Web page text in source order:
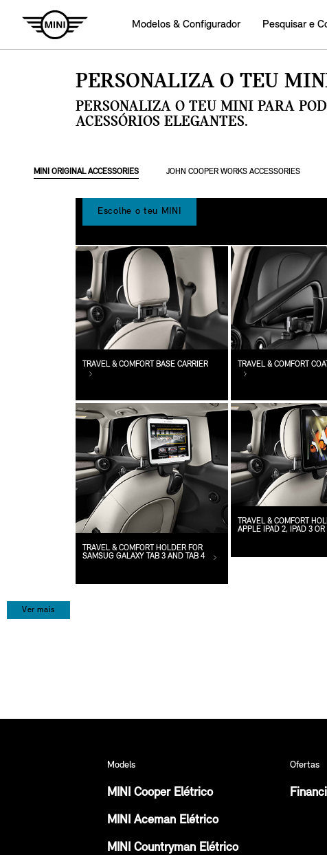
Modelos & Configurador Pesquisar e
PERSONALIZA O TEU
PERSONALIZA O TEU MINI PARA
ACESSÓRIOS ELEGANTES.
MINI ORIGINAL ACCESSORIES JOHN COOPER WORKS ACCESSORIES
Escolhe o teu MINI
TRAVEL & COMFORT BASE CARRIER TRAVEL & COMFORT
TRAVEL & COMFORT HOLDER FOR
SAMSUG GALAXY TAB 3 AND TAB 4
TRAVEL & COMFORT
APPLE IPAD 2, IPAD 3
Ver mais
Models
MINI Cooper Elétrico
MINI Aceman Elétrico
MINI Countryman Elétrico
Ofertas